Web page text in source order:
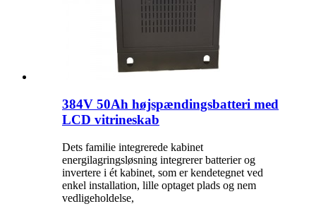
384V 50Ah højspændingsbatteri med
LCD vitrineskab
Dets familie integrerede kabinet
energilagringsløsning integrerer batterier og
invertere i ét kabinet, som er kendetegnet ved
enkel installation, lille optaget plads og nem
vedligeholdelse,